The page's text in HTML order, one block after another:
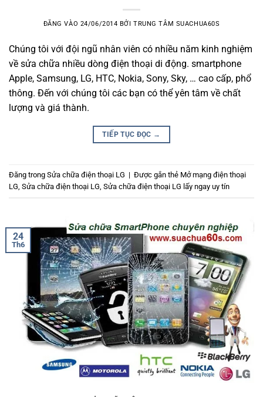
ĐĂNG VÀO 24/06/2014 BỞITRUNG TÂM SUACHUA60S
Chúng tôi với đội ngũ nhân viên có nhiều năm kinh nghiệm
về sửa chữa nhiều dòng điện thoại di động. smartphone
Apple, Samsung, LG, HTC, Nokia, Sony, Sky, … cao cấp, phổ
thông. Đến với chúng tôi các bạn có thể yên tâm về chất
lượng và giá thành.
TIẾP TỤC ĐỌC →
Đăng trong Sửa chữa điện thoại LG | Được gắn thẻ Mở mạng điện thoại
LG Sửa chữa điện thoại LG Sửa chữa điện thoại LG lấy ngay uy tín
24
Th6